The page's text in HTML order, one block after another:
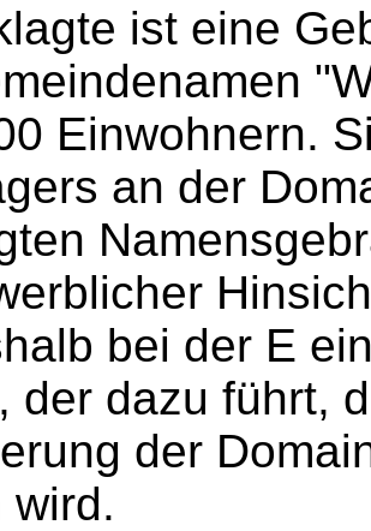
ist eine
Einwohnern.
an der
bei der E
der dazu führt,
der
wird.